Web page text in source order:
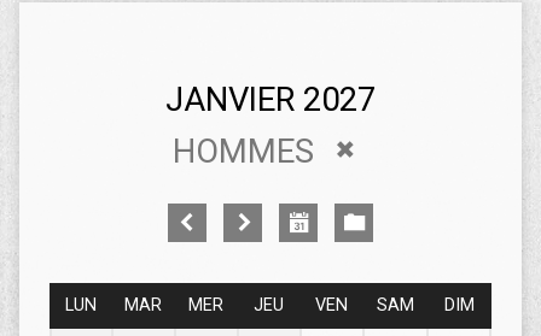
JANVIER 2027
HOMMES
LUN MAR MER JEU VEN SAM DIM